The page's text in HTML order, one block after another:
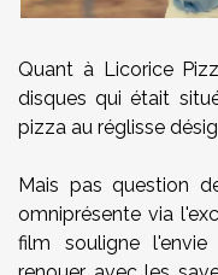
Quant à Licorice
disques qui était
pizza au réglisse
Mais pas question
omniprésente via
film souligne